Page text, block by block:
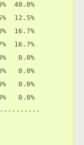
40.0%
12.5%
16.7%
16.7%
0.0%
0.0%
0.0%
0.0%